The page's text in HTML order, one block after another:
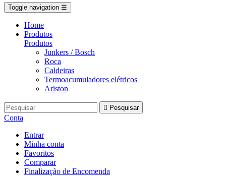
Toggle navigation ☰
Home
Produtos
Produtos
Junkers / Bosch
Roca
Caldeiras
Termoacumuladores elétricos
Ariston
 Pesquisar
Conta
Entrar
Minha conta
Favoritos
Comparar
Finalização de Encomenda